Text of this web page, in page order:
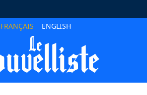
FRANÇAIS ENGLISH